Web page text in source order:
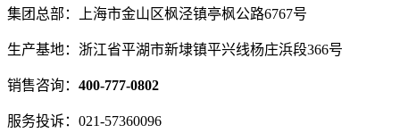
集团总部：上海市金山区枫泾镇亭枫公路6767号
生产基地：浙江省平湖市新埭镇平兴线杨庄浜段366号
销售咨询： 400-777-0802
服务投诉：021-57360096